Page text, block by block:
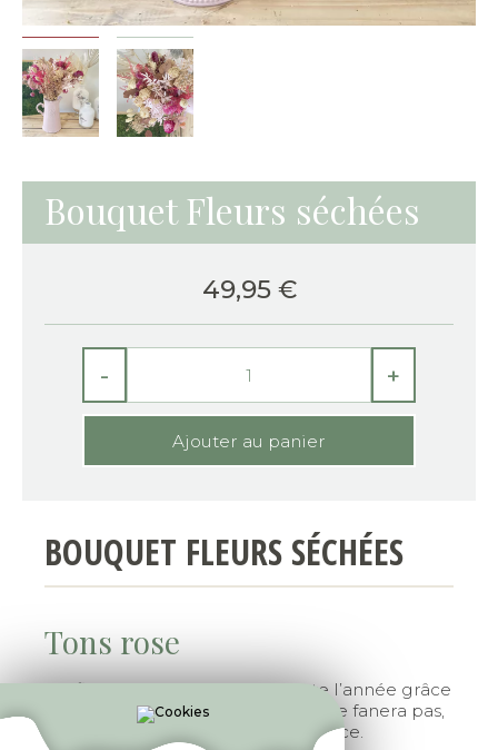
Bouquet Fleurs séchées
49,95 €
- +
BOUQUET FLEURS SÉCHÉES
Tons rose
Profitez d’un jolie bouquet toute l’année grâce
à la fleur séchée. Votre bouquet ne fanera pas,
et égaillera facilement votre espace.